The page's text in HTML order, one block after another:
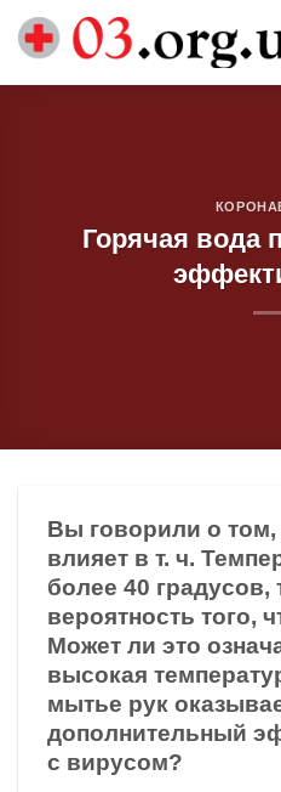
Skip
Горячая вода
Вы говорили о том,
влияет в т. ч.
более 40
вероятность того,
Может ли это
высокая
мытье рук
дополнительный
с вирусом?